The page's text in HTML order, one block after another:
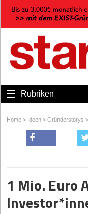
Rubriken
Home > Ideen > Gründerstorys >
1 Mio. Euro